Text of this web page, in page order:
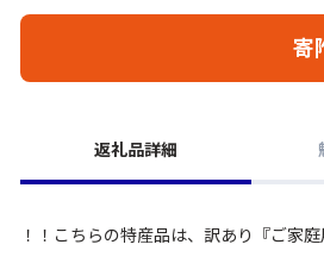
寄
返礼品詳細
！！こちらの特産品は、訳あり『ご家